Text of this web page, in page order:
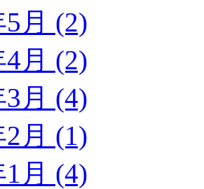
5月 (2)
4月 (2)
3月 (4)
2月 (1)
1月 (4)